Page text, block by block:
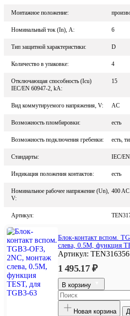
Монтажное положение:
Номинальный ток (In), A: 6
Тип защитной характеристики: D
Количество в упаковке: 4
Отключающая способность (Icu)
IEC/EN 60947-2, kA:
15
Вид коммутируемого напряжения, V: AC
Возможность пломбировки: есть
Возможность подключения гребенки: есть,
Стандарты: IEC/
Индикация положения контактов: есть
Номинальное рабочее напряжение (Un),
V:
400 AC
Артикул:
Блок-контакт вспом.
слева, 0.5M, функция
Артикул: TEN316356
1 495.17 ₽
В корзину
Новая корзина